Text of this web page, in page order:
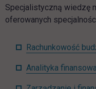
Specjalistyczną wiedzę
oferowanych
Rachunkowość
Analityka